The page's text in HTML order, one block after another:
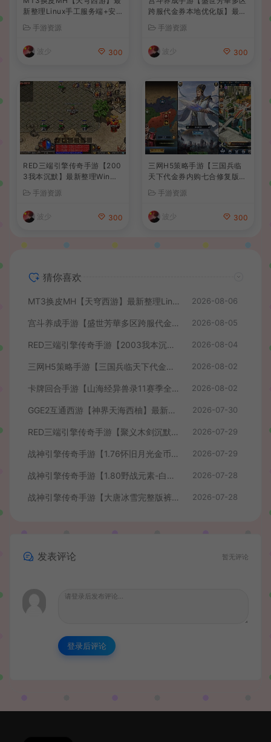
新整理Linux手工服务端+安
建教程+全套源码+视频教程
手游资源
波少 300
跨服代金券本地优化版】最新
手工服务端+CDK授权后台
+安卓+详细搭建教程
手游资源
波少 300
RED三端引擎传奇手游【200
3我本沉默】最新整理Win系
服务端+安卓苹果PC三端+详
细搭建教程
手游资源
波少 300
三网H5策略手游【三国兵临
天下代金券内购七合修复版】
最新整理单机一键即玩镜像端
+Linux手工服务端+管理后台
+GM授权后台+简易安卓客户
端+详细搭建教程+视频教程
手游资源
波少 300
猜你喜欢
MT3换皮MH【天穹西游】最新整理Linux手工服务端+安卓苹果双端+GM后台+详细搭建教程+全套源码+视频教程 2026-08-06
宫斗养成手游【盛世芳華多区跨服代金券本地优化版】最新整理单机一键即玩端+Linux手工服务端+CDK授权后台+安卓+详细搭建教程 2026-08-05
RED三端引擎传奇手游【2003我本沉默】最新整理Win系服务端+安卓苹果PC三端+详细搭建教程 2026-08-04
三网H5策略手游【三国兵临天下代金券内购七合修复版】最新整理单机一键即玩镜像端+Linux手工服务端+管理后台+GM授权后台+简易安卓客户端+详细搭建教程+视频教程 2026-08-02
卡牌回合手游【山海经异兽录11赛季全人物代金券内购版】最新整理WIN系服务端+授权GM后台+管理后台+热更修改工具+安卓+详细搭建教程 2026-08-02
GGE2互通西游【神界天海西柚】最新整理Win系服务端+安卓苹果PC三端+内置GM工具+全套源码+详细搭建教程+视频教程 2026-07-30
RED三端引擎传奇手游【聚义木剑沉默高仿嘟嘟沉默】最新整理Win系服务端+安卓苹果PC三端+详细搭建教程 2026-07-29
战神引擎传奇手游【1.76怀旧月光金币版】最新整理Win系复古服务端+安卓苹果双端+GM授权物品后台+详细搭建教程 2026-07-29
战神引擎传奇手游【1.80野战元素-白猪7.2免授权】最新整理Win系特色服务端+安卓+GM授权物品后台+详细搭建教程 2026-07-28
战神引擎传奇手游【大唐冰雪完整版裤衩7.0免授权】最新整理Win系特色服务端+GM授权后台+安卓苹果双端+详细搭建教程 2026-07-28
发表评论 暂无评论
登录后评论